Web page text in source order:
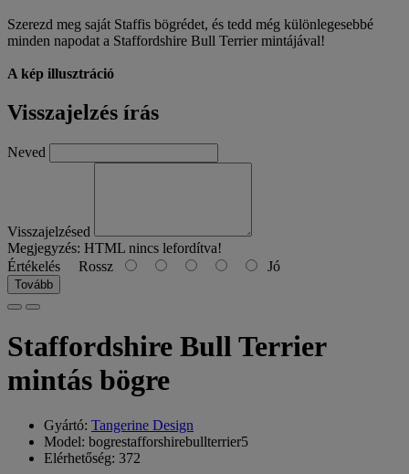
Szerezd meg saját Staffis bögrédet, és tedd még különlegesebbé
minden napodat a Staffordshire Bull Terrier mintájával!
A kép illusztráció
Visszajelzés írás
Neved
Visszajelzésed
Megjegyzés: HTML nincs lefordítva!
Értékelés Rossz Jó
Tovább
Staffordshire Bull Terrier
mintás bögre
Gyártó: Tangerine Design
Model: bogrestafforshirebullterrier5
Elérhetőség: 372